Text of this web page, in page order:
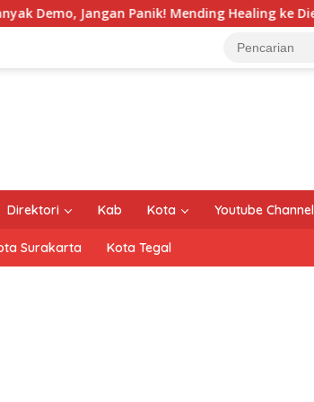
Panik! Mending Healing ke Dieng Aja
Direktori Kab Kota Youtube Channel
Surakarta Kota Tegal